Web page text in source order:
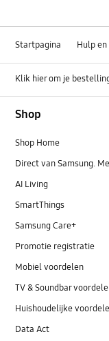
Startpagina Hulp
Klik hier om je
Shop
Shop Home
Direct van Samsung.
AI Living
SmartThings
Samsung Care+
Promotie registratie
Mobiel voordelen
TV & Soundbar
Huishoudelijke
Data Act